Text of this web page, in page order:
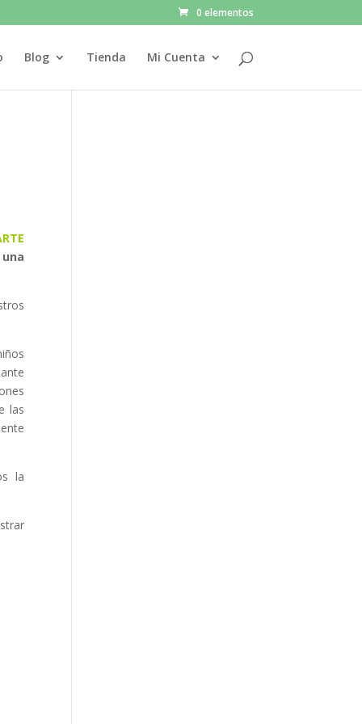
0 elementos
Blog Tienda Mi Cuenta
las
la